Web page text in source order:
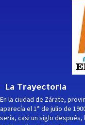
La Trayectoria
En la ciudad de Zárate,
aparecía el 1° de julio de
sería, casi un siglo después,